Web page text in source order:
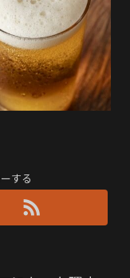
する